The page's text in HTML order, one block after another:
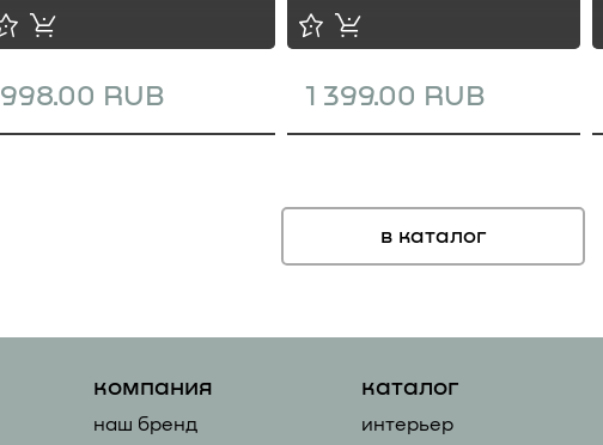
998.00 RUB 1 399.00 RUB
в каталог
компания
наш бренд
каталог
интерьер